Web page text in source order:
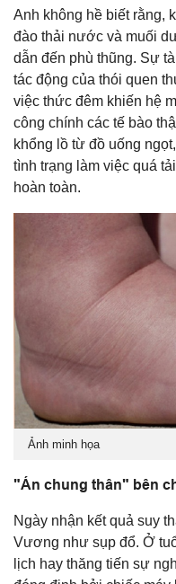
Anh không hề biết rằng,
đào thải nước và muối
dẫn đến phù thũng. Sự
tác động của thói quen
việc thức đêm khiến hệ
công chính các tế bào
khổng lồ từ đồ uống
tình trạng làm việc quá
hoàn toàn.
Ảnh minh họa
"Án chung thân" bên
Ngày nhận kết quả suy
Vương như sụp đổ. Ở
lịch hay thăng tiến sự